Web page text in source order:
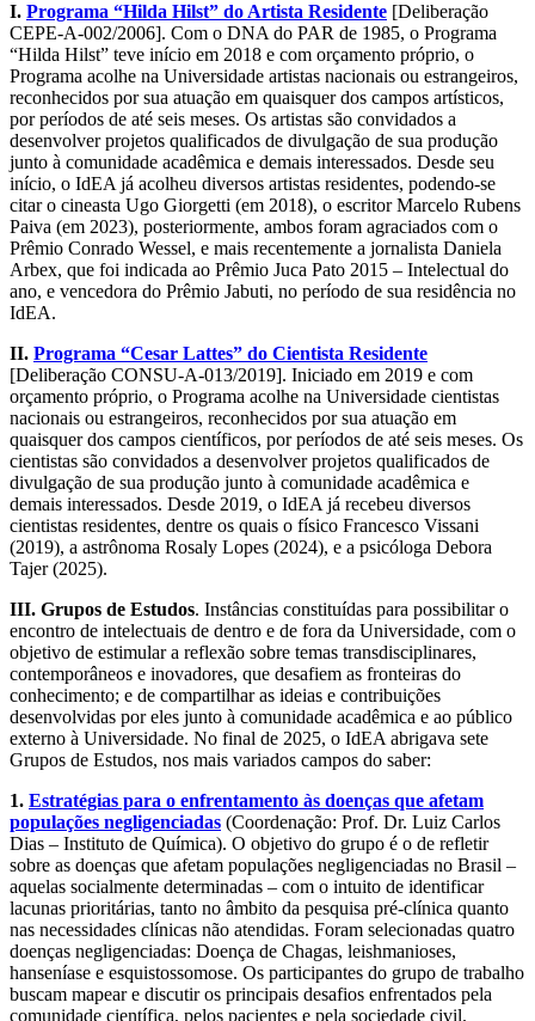
I. Programa “Hilda Hilst” do Artista Residente [Deliberação
CEPE-A-002/2006]. Com o DNA do PAR de 1985, o Programa
“Hilda Hilst” teve início em 2018 e com orçamento próprio, o
Programa acolhe na Universidade artistas nacionais ou estrangeiros,
reconhecidos por sua atuação em quaisquer dos campos artísticos,
por períodos de até seis meses. Os artistas são convidados a
desenvolver projetos qualificados de divulgação de sua produção
junto à comunidade acadêmica e demais interessados. Desde seu
início, o IdEA já acolheu diversos artistas residentes, podendo-se
citar o cineasta Ugo Giorgetti (em 2018), o escritor Marcelo Rubens
Paiva (em 2023), posteriormente, ambos foram agraciados com o
Prêmio Conrado Wessel, e mais recentemente a jornalista Daniela
Arbex, que foi indicada ao Prêmio Juca Pato 2015 – Intelectual do
ano, e vencedora do Prêmio Jabuti, no período de sua residência no
IdEA.
II. Programa “Cesar Lattes” do Cientista Residente
[Deliberação CONSU-A-013/2019]. Iniciado em 2019 e com
orçamento próprio, o Programa acolhe na Universidade cientistas
nacionais ou estrangeiros, reconhecidos por sua atuação em
quaisquer dos campos científicos, por períodos de até seis meses. Os
cientistas são convidados a desenvolver projetos qualificados de
divulgação de sua produção junto à comunidade acadêmica e
demais interessados. Desde 2019, o IdEA já recebeu diversos
cientistas residentes, dentre os quais o físico Francesco Vissani
(2019), a astrônoma Rosaly Lopes (2024), e a psicóloga Debora
Tajer (2025).
III. Grupos de Estudos. Instâncias constituídas para possibilitar o
encontro de intelectuais de dentro e de fora da Universidade, com o
objetivo de estimular a reflexão sobre temas transdisciplinares,
contemporâneos e inovadores, que desafiem as fronteiras do
conhecimento; e de compartilhar as ideias e contribuições
desenvolvidas por eles junto à comunidade acadêmica e ao público
externo à Universidade. No final de 2025, o IdEA abrigava sete
Grupos de Estudos, nos mais variados campos do saber:
1. Estratégias para o enfrentamento às doenças que afetam
populações negligenciadas (Coordenação: Prof. Dr. Luiz Carlos
Dias – Instituto de Química). O objetivo do grupo é o de refletir
sobre as doenças que afetam populações negligenciadas no Brasil –
aquelas socialmente determinadas – com o intuito de identificar
lacunas prioritárias, tanto no âmbito da pesquisa pré-clínica quanto
nas necessidades clínicas não atendidas. Foram selecionadas quatro
doenças negligenciadas: Doença de Chagas, leishmanioses,
hanseníase e esquistossomose. Os participantes do grupo de trabalho
buscam mapear e discutir os principais desafios enfrentados pela
comunidade científica, pelos pacientes e pela sociedade civil.